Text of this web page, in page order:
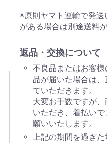
※原則ヤマト運輸で発
がある場合は別途送料
返品・交換について
不良品またはお客
品が届いた場合は
ていただきます。
大変お手数ですが
いただき、着払い
願いいたします。
上記の期間を過ぎ